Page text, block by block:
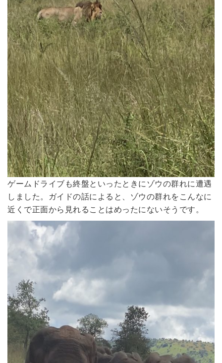
ゲームドライブも終盤といったときにゾウの群れに遭遇
しました。ガイドの話によると、ゾウの群れをこんなに
近くで正面から見れることはめったにないそうです。